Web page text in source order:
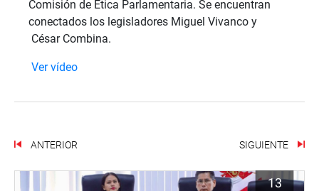
Comisión de Ética Parlamentaria. Se encuentran
conectados los legisladores Miguel Vivanco y
César Combina.
Ver vídeo
ANTERIOR SIGUIENTE
13